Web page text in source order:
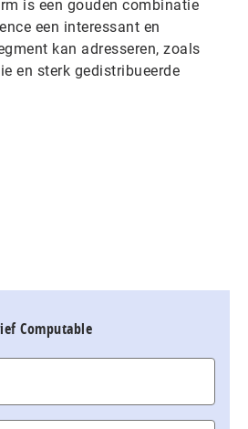
is een gouden combinatie
een interessant en
kan adresseren, zoals
en sterk gedistribueerde
Computable